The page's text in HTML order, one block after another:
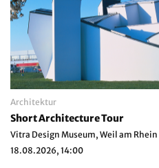
Architektur
Short Architecture Tour
Vitra Design Museum, Weil am Rhein
18.08.2026, 14:00